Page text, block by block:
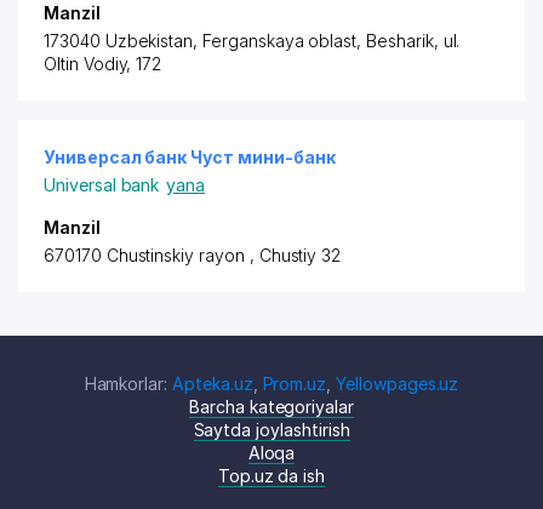
Manzil
173040 Uzbekistan, Ferganskaya oblast, Besharik, ul.
Oltin Vodiy, 172
Универсал банк Чуст мини-банк
Universal bank yana
Manzil
670170 Chustinskiy rayon , Chustiy 32
Hamkorlar: Apteka.uz Prom.uz ,Yellowpages.uz
Barcha kategoriyalar
Saytda joylashtirish
Aloqa
Top.uz da ish